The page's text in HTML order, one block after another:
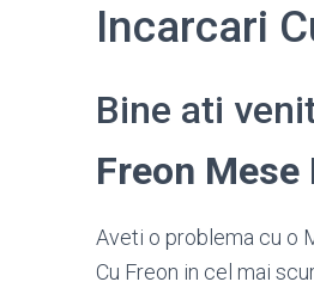
Incarcari
Bine ati
Freon Mese
Aveti o problema cu o
Cu Freon in cel mai